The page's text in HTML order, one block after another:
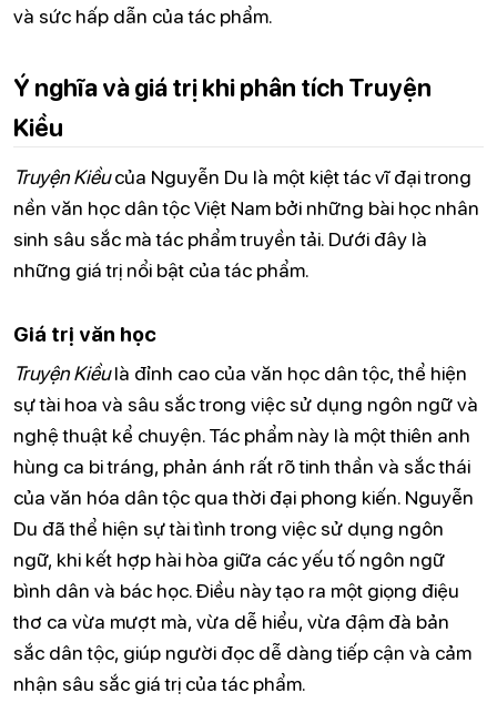
và sức hấp dẫn của tác phẩm.
Ý nghĩa và giá trị khi phân tích Truyện
Kiều
Truyện Kiềucủa Nguyễn Du là một kiệt tác vĩ đại trong
nền văn học dân tộc Việt Nam bởi những bài học nhân
sinh sâu sắc mà tác phẩm truyền tải. Dưới đây là
những giá trị nổi bật của tác phẩm.
Giá trị văn học
Truyện Kiềulà đỉnh cao của văn học dân tộc, thể hiện
sự tài hoa và sâu sắc trong việc sử dụng ngôn ngữ và
nghệ thuật kể chuyện. Tác phẩm này là một thiên anh
hùng ca bi tráng, phản ánh rất rõ tinh thần và sắc thái
của văn hóa dân tộc qua thời đại phong kiến. Nguyễn
Du đã thể hiện sự tài tình trong việc sử dụng ngôn
ngữ, khi kết hợp hài hòa giữa các yếu tố ngôn ngữ
bình dân và bác học. Điều này tạo ra một giọng điệu
thơ ca vừa mượt mà, vừa dễ hiểu, vừa đậm đà bản
sắc dân tộc, giúp người đọc dễ dàng tiếp cận và cảm
nhận sâu sắc giá trị của tác phẩm.